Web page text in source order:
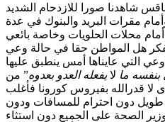
شاهدنا صورا للازدحام الشديد
مقرات البريد والبنوك في عدة
محلات الحلويات وخاصة بائعي
نفكر هل المواطن حقا في حالة وعي
التي عايناها أمس ينطبق عليها
بنفسه ما لايفعله العدو بعدوه” من
قدرالله بفيروس كورونا فأغلب
دون احترام للمسافات ودون
الصحة على الجميع دون استثاء